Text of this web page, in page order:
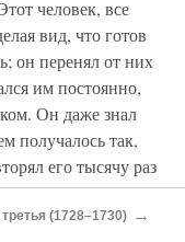
человек, все
вид, что готов
он перенял от них
им постоянно,
Он даже знал
получалось так,
его тысячу раз
знал, что они
он был скорее
третья (1728–1730) →